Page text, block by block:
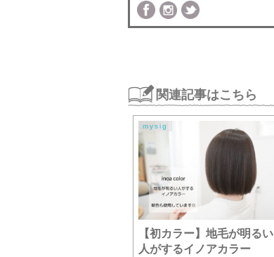
関連記事はこちら
mysig
【初カラー】地毛が明るい
人がするイノアカラー